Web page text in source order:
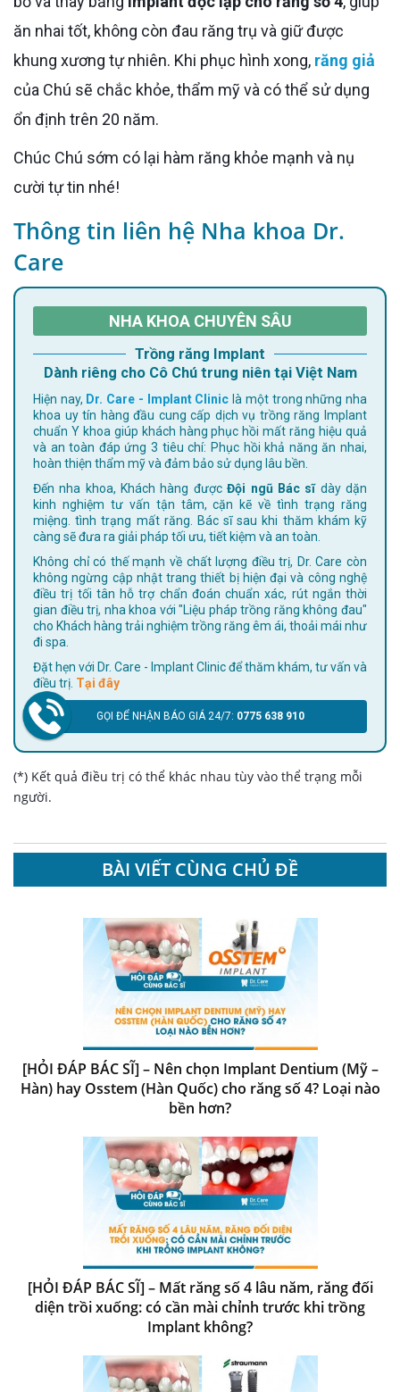
ăn nhai tốt, không còn đau răng trụ và giữ được
khung xương tự nhiên. Khi phục hình xong, răng giả
của Chú sẽ chắc khỏe, thẩm mỹ và có thể sử dụng
ổn định trên 20 năm.
Chúc Chú sớm có lại hàm răng khỏe mạnh và nụ
cười tự tin nhé!
Thông tin liên hệ Nha khoa Dr.
Care
NHA KHOA CHUYÊN SÂU
Trồng răng Implant
Dành riêng cho Cô Chú trung niên tại Việt Nam
Hiện nay, Dr. Care - Implant Clinic là một trong những nha
khoa uy tín hàng đầu cung cấp dịch vụ trồng răng Implant
chuẩn Y khoa giúp khách hàng phục hồi mất răng hiệu quả
và an toàn đáp ứng 3 tiêu chí: Phục hồi khả năng ăn nhai,
hoàn thiện thẩm mỹ và đảm bảo sử dụng lâu bền.
Đến nha khoa, Khách hàng đượcĐội ngũ Bác sĩdày dặn
kinh nghiệm tư vấn tận tâm, cặn kẽ về tình trạng răng
miệng. tình trạng mất răng. Bác sĩ sau khi thăm khám kỹ
càng sẽ đưa ra giải pháp tối ưu, tiết kiệm và an toàn.
Không chỉ có thế mạnh về chất lượng điều trị, Dr. Care còn
không ngừng cập nhật trang thiết bị hiện đại và công nghệ
điều trị tối tân hỗ trợ chẩn đoán chuẩn xác, rút ngắn thời
gian điều trị, nha khoa với "Liệu pháp trồng răng không đau"
cho Khách hàng trải nghiệm trồng răng êm ái, thoải mái như
đi spa.
Đặt hẹn với Dr. Care - Implant Clinic để thăm khám, tư vấn và
điều trị. Tại đây
GỌI ĐỂ NHẬN BÁO GIÁ 24/7: 0775 638 910
(*) Kết quả điều trị có thể khác nhau tùy vào thể trạng mỗi
người.
BÀI VIẾT CÙNG CHỦ ĐỀ
[HỎI ĐÁP BÁC SĨ] – Nên chọn Implant Dentium (Mỹ –
Hàn) hay Osstem (Hàn Quốc) cho răng số 4? Loại nào
bền hơn?
[HỎI ĐÁP BÁC SĨ] – Mất răng số 4 lâu năm, răng đối
diện trồi xuống: có cần mài chỉnh trước khi trồng
Implant không?